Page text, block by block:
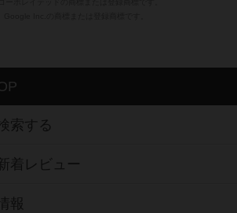
索する
着レビュー
報